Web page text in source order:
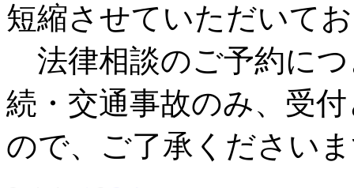
短縮させていただいて
法律相談のご予約に
続・交通事故のみ、受
ので、ご了承ください